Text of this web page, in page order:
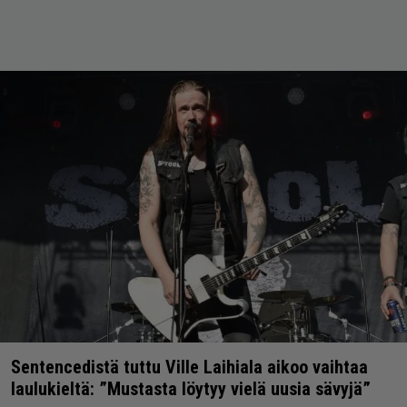
Sentencedistä tuttu Ville Laihiala aikoo vaihtaa
laulukieltä: ”Mustasta löytyy vielä uusia sävyjä”